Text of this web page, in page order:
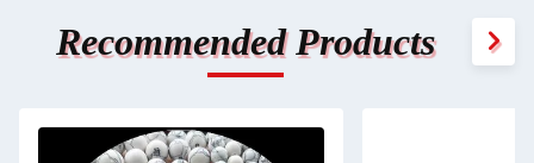
Recommended Products